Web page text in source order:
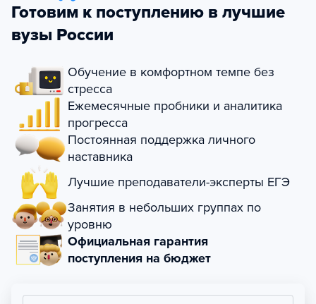
Готовим к поступлению в лучшие
вузы России
Обучение в комфортном темпе без
стресса
Ежемесячные пробники и аналитика
прогресса
Постоянная поддержка личного
наставника
Лучшие преподаватели-эксперты ЕГЭ
Занятия в небольших группах по
уровню
Официальная гарантия
поступления на бюджет